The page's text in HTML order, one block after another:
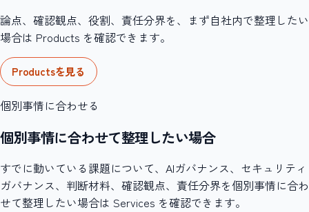
論点、確認観点、役割、責任分界を、まず自社内で整理したい
場合は Products を確認できます。
Productsを見る
個別事情に合わせる
個別事情に合わせて整理したい場合
すでに動いている課題について、AIガバナンス、セキュリティ
ガバナンス、判断材料、確認観点、責任分界を個別事情に合わ
せて整理したい場合は Services を確認できます。